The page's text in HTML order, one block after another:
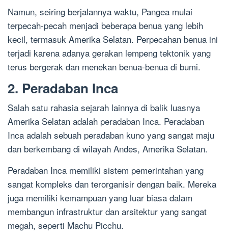
Namun, seiring berjalannya waktu, Pangea mulai
terpecah-pecah menjadi beberapa benua yang lebih
kecil, termasuk Amerika Selatan. Perpecahan benua ini
terjadi karena adanya gerakan lempeng tektonik yang
terus bergerak dan menekan benua-benua di bumi.
2. Peradaban Inca
Salah satu rahasia sejarah lainnya di balik luasnya
Amerika Selatan adalah peradaban Inca. Peradaban
Inca adalah sebuah peradaban kuno yang sangat maju
dan berkembang di wilayah Andes, Amerika Selatan.
Peradaban Inca memiliki sistem pemerintahan yang
sangat kompleks dan terorganisir dengan baik. Mereka
juga memiliki kemampuan yang luar biasa dalam
membangun infrastruktur dan arsitektur yang sangat
megah, seperti Machu Picchu.